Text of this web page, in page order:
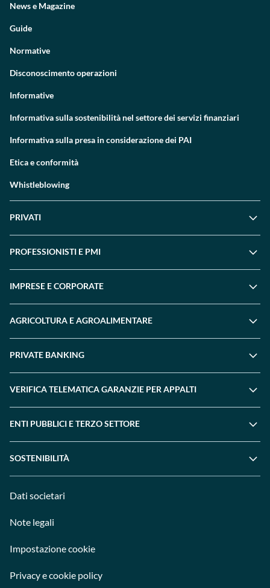
News e Magazine
Guide
Normative
Disconoscimento operazioni
Informative
Informativa sulla sostenibilità nel settore dei servizi finanziari
Informativa sulla presa in considerazione dei PAI
Etica e conformità
Whistleblowing
PRIVATI
PROFESSIONISTI E PMI
IMPRESE E CORPORATE
AGRICOLTURA E AGROALIMENTARE
PRIVATE BANKING
VERIFICA TELEMATICA GARANZIE PER APPALTI
ENTI PUBBLICI E TERZO SETTORE
SOSTENIBILITÀ
Dati societari
Note legali
Impostazione cookie
Privacy e cookie policy